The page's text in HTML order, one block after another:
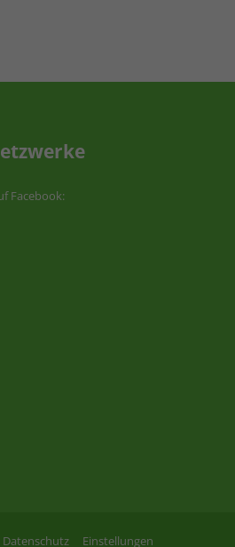
Facebook:
Datenschutz Einstellungen